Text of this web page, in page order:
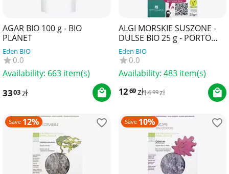
AGAR BIO 100 g - BIO
PLANET
Eden BIO
0.0
Availability: 663 item(s)
3303zł
ALGI MORSKIE SUSZONE -
DULSE BIO 25 g - PORTO
MUINOS
Eden BIO
0.0
Availability: 483 item(s)
1269zł1499zł
Save 12% Save 10%